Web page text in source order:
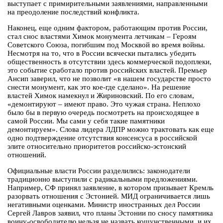
выступает с примирительными заявлениями, направленными
на преодоление последствий конфликта.
Наконец, еще одним фактором, работающим против России,
стал снос властями Химок монумента летчикам – Героям
Советского Союза, погибшим под Москвой во время войны.
Несмотря на то, что в России всячески пытались убедить
общественность в отсутствии здесь коммерческой подоплеки,
это событие сработало против российских властей. Премьер
Ансип заверил, что не позволит «в нашем государстве просто
снести монумент, как это кое-где сделано». На решение
властей Химок намекнул и Жириновский. По его словам,
«демонтируют – имеют право. Это чужая страна. Неплохо
было бы в первую очередь посмотреть на происходящее в
самой России. Мы сами у себя такие памятники
демонтируем». Слова лидера ЛДПР можно трактовать как еще
одно подтверждение отсутствия консенсуса в российской
элите относительно приоритетов российско-эстонский
отношений.
Официальные власти России разделились: законодатели
традиционно выступили с радикальными предложениями.
Например, СФ принял заявление, в котором призывает Кремль
разорвать отношения с Эстонией. МИД ограничивается лишь
негативными оценками. Министр иностранных дел России
Сергей Лавров заявил, что планы Эстонии по сносу памятника